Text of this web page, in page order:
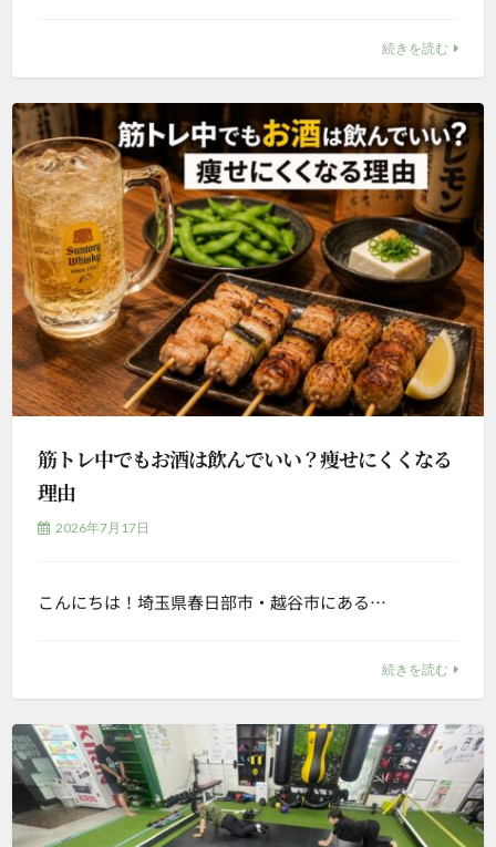
続きを読む
筋トレ中でもお酒は飲んでいい？痩せにくくなる
理由
2026年7月17日
こんにちは！埼玉県春日部市・越谷市にある…
続きを読む